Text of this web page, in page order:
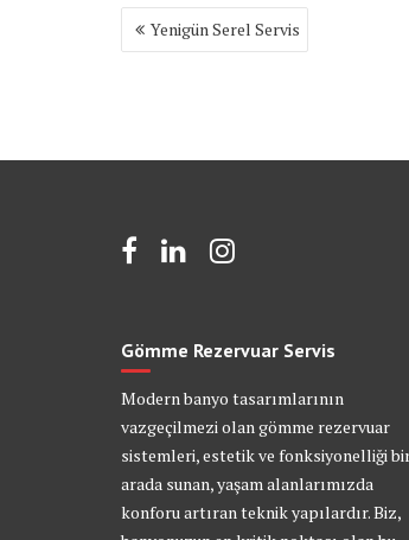
Yazı
gezinmesi
Yenigün Serel Servis
Gömme Rezervuar Servis
Modern banyo tasarımlarının
vazgeçilmezi olan gömme rezervuar
sistemleri, estetik ve fonksiyonelliği
arada sunan, yaşam alanlarımızda
konforu artıran teknik yapılardır. Biz,